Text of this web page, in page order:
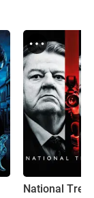
National